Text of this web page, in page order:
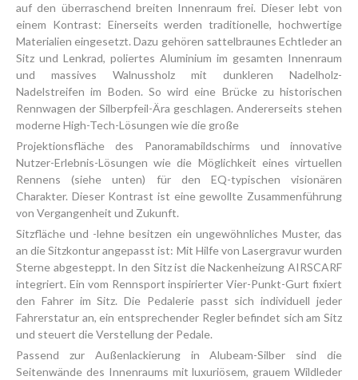
auf den überraschend breiten Innenraum frei. Dieser lebt von
einem Kontrast: Einerseits werden traditionelle, hochwertige
Materialien eingesetzt. Dazu gehören sattelbraunes Echtleder an
Sitz und Lenkrad, poliertes Aluminium im gesamten Innenraum
und massives Walnussholz mit dunkleren Nadelholz-
Nadelstreifen im Boden. So wird eine Brücke zu historischen
Rennwagen der Silberpfeil-Ära geschlagen. Andererseits stehen
moderne High-Tech-Lösungen wie die große
Projektionsfläche des Panoramabildschirms und innovative
Nutzer-Erlebnis-Lösungen wie die Möglichkeit eines virtuellen
Rennens (siehe unten) für den EQ-typischen visionären
Charakter. Dieser Kontrast ist eine gewollte Zusammenführung
von Vergangenheit und Zukunft.
Sitzfläche und -lehne besitzen ein ungewöhnliches Muster, das
an die Sitzkontur angepasst ist: Mit Hilfe von Lasergravur wurden
Sterne abgesteppt. In den Sitz ist die Nackenheizung AIRSCARF
integriert. Ein vom Rennsport inspirierter Vier-Punkt-Gurt fixiert
den Fahrer im Sitz. Die Pedalerie passt sich individuell jeder
Fahrerstatur an, ein entsprechender Regler befindet sich am Sitz
und steuert die Verstellung der Pedale.
Passend zur Außenlackierung in Alubeam-Silber sind die
Seitenwände des Innenraums mit luxuriösem, grauem Wildleder